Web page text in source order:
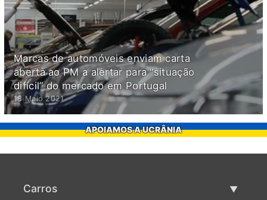
Marcas de automóveis enviam carta
aberta ao PM a alertar para “situação
difícil” do mercado em Portugal
18 Maio 2021
APOIAMOS A UCRÂNIA
Carros